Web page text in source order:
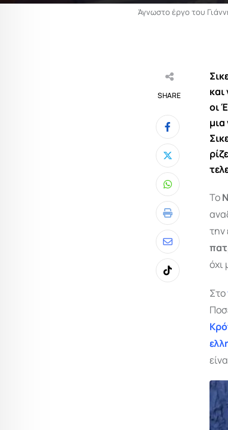
Άγνωστο έργο του
SHARE
Whatsapp
Print
Share
via
Email
Tiktok
οι
Το
την
όχι
Στο